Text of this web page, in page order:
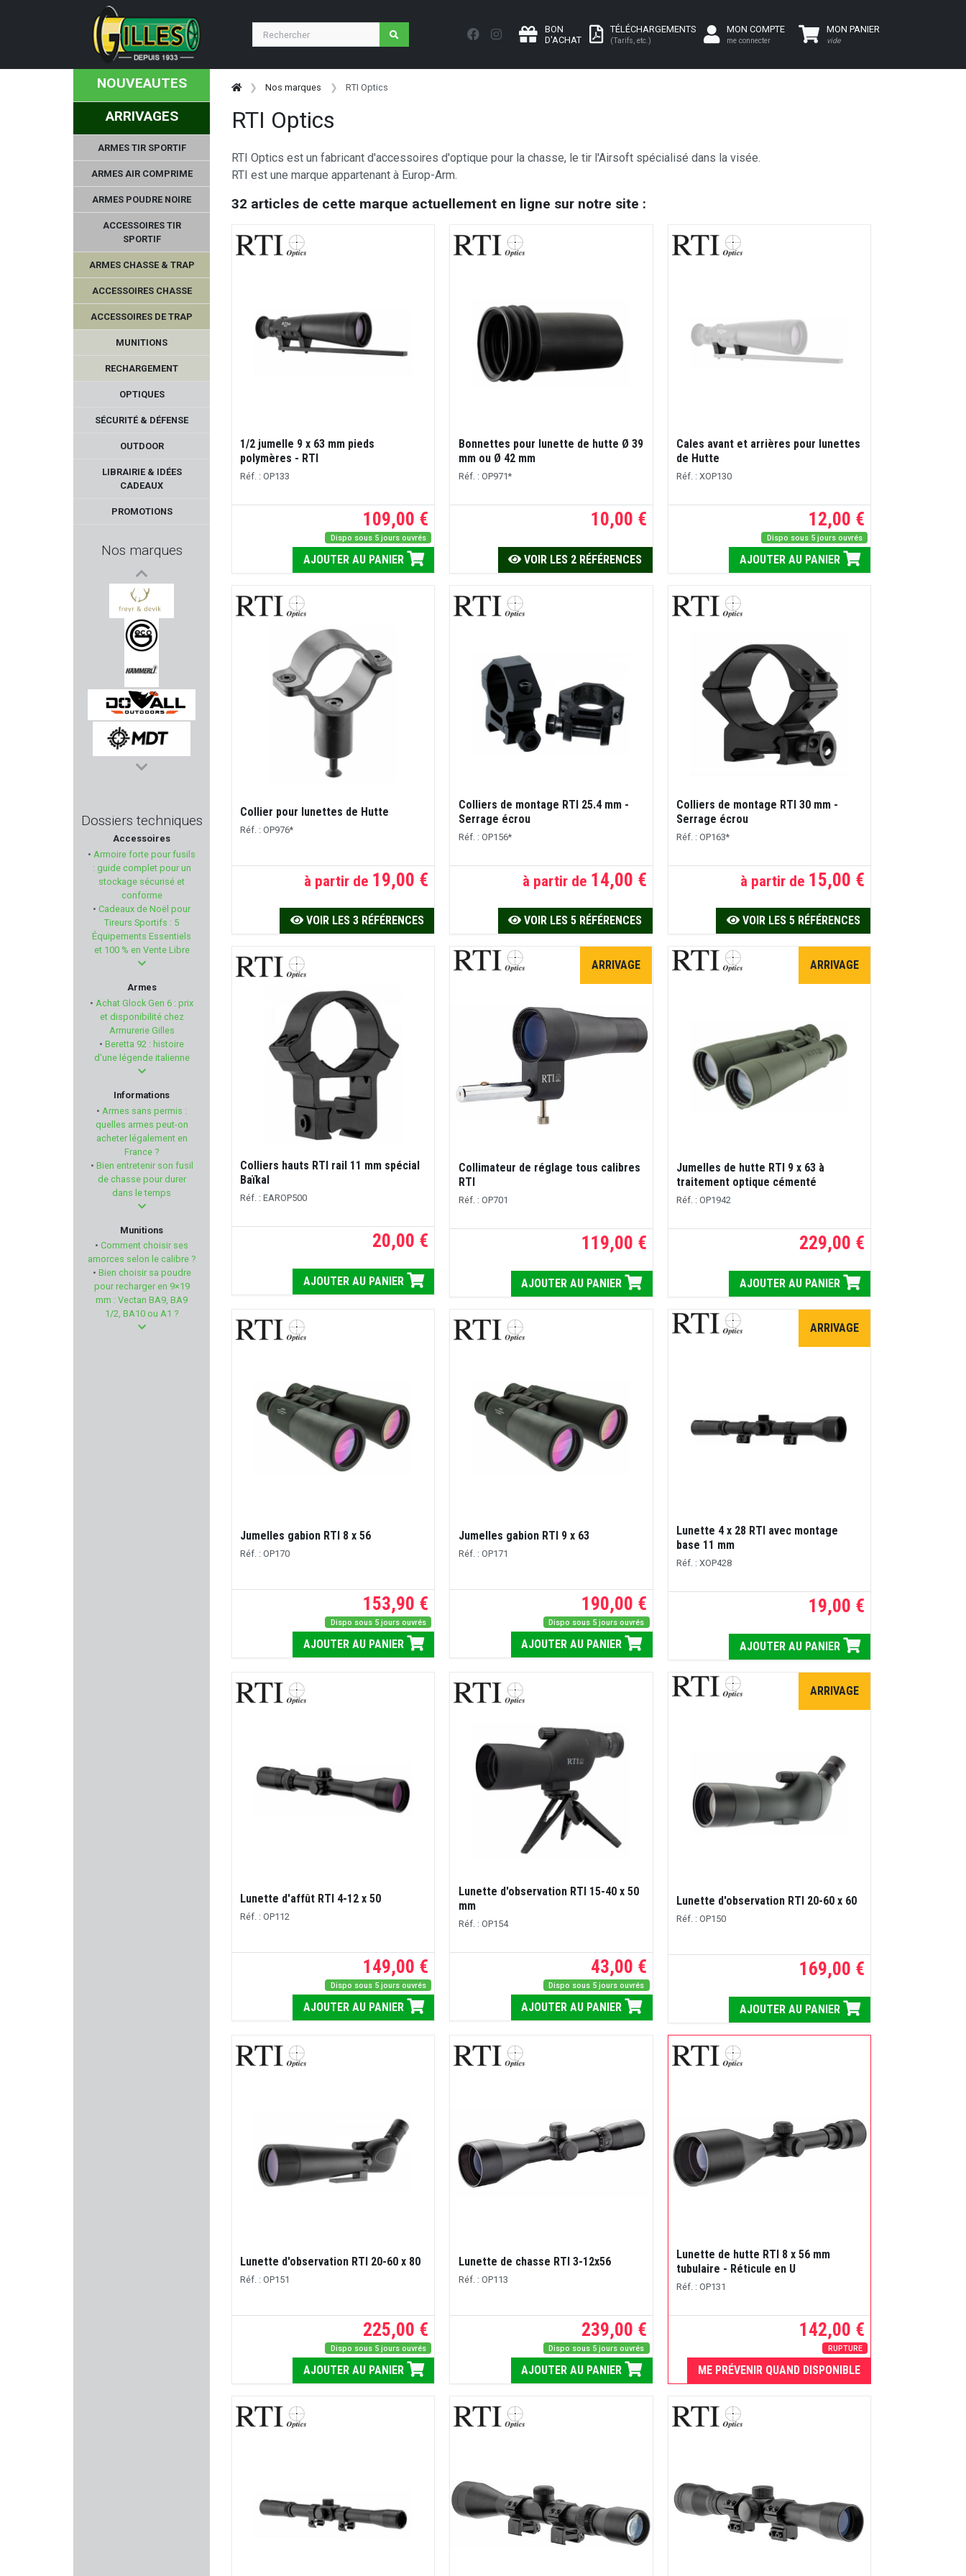
BON
D'ACHAT
TÉLÉCHARGEMENTS
(Tarifs, etc.)
MON COMPTE
me connecter
MON PANIER
vide
NOUVEAUTES
ARRIVAGES
ARMES TIR SPORTIF
ARMES AIR COMPRIME
ARMES POUDRE NOIRE
ACCESSOIRES TIR
SPORTIF
ARMES CHASSE & TRAP
ACCESSOIRES CHASSE
ACCESSOIRES DE TRAP
MUNITIONS
RECHARGEMENT
OPTIQUES
SÉCURITÉ & DÉFENSE
OUTDOOR
LIBRAIRIE & IDÉES
CADEAUX
PROMOTIONS
Nos marques
AERO PRECISION
FREYR & DEVIK
GECO
HAMMERLI
DO ALL OUTDOORS
MDT
HKS
FORSTER PRODUCTS
TB OUTDOORS
HUGTEK
GSG - German Sport Gun
WALKER'S
KORTH
AKAH
BOLLE SAFETY
ATA ARMS
MERKEL
MOSIN NAGANT
Dossiers techniques
Accessoires
• Armoire forte pour fusils
: guide complet pour un
stockage sécurisé et
conforme
• Cadeaux de Noël pour
Tireurs Sportifs : 5
Équipements Essentiels
et 100 % en Vente Libre
Armes
• Achat Glock Gen 6 : prix
et disponibilité chez
Armurerie Gilles
• Beretta 92 : histoire
d'une légende italienne
Informations
• Armes sans permis :
quelles armes peut-on
acheter légalement en
France ?
• Bien entretenir son fusil
de chasse pour durer
dans le temps
Munitions
• Comment choisir ses
amorces selon le calibre ?
• Bien choisir sa poudre
pour recharger en 9×19
mm : Vectan BA9, BA9
1/2, BA10 ou A1 ?
Nos marques RTI Optics
RTI Optics
RTI Optics est un fabricant d'accessoires d'optique pour la chasse, le tir l'Airsoft spécialisé dans la visée.
RTI est une marque appartenant à Europ-Arm.
32 articles de cette marque actuellement en ligne sur notre site :
1/2 jumelle 9 x 63 mm pieds
polymères - RTI
Réf. : OP133
109,00 €
Dispo sous 5 jours ouvrés
AJOUTER AU PANIER
Bonnettes pour lunette de hutte Ø 39
mm ou Ø 42 mm
Réf. : OP971*
10,00 €
VOIR LES 2 RÉFÉRENCES
Cales avant et arrières pour lunettes
de Hutte
Réf. : XOP130
12,00 €
Dispo sous 5 jours ouvrés
AJOUTER AU PANIER
Collier pour lunettes de Hutte
Réf. : OP976*
à partir de 19,00 €
VOIR LES 3 RÉFÉRENCES
Colliers de montage RTI 25.4 mm -
Serrage écrou
Réf. : OP156*
à partir de14,00 €
VOIR LES 5 RÉFÉRENCES
Colliers de montage RTI 30 mm -
Serrage écrou
Réf. : OP163*
à partir de15,00 €
VOIR LES 5 RÉFÉRENCES
Colliers hauts RTI rail 11 mm spécial
Baïkal
Réf. : EAROP500
20,00 €
AJOUTER AU PANIER
ARRIVAGE
Collimateur de réglage tous calibres
RTI
Réf. : OP701
119,00 €
AJOUTER AU PANIER
ARRIVAGE
Jumelles de hutte RTI 9 x 63 à
traitement optique cémenté
Réf. : OP1942
229,00 €
AJOUTER AU PANIER
Jumelles gabion RTI 8 x 56
Réf. : OP170
153,90 €
Dispo sous 5 jours ouvrés
AJOUTER AU PANIER
Jumelles gabion RTI 9 x 63
Réf. : OP171
190,00 €
Dispo sous 5 jours ouvrés
AJOUTER AU PANIER
ARRIVAGE
Lunette 4 x 28 RTI avec montage
base 11 mm
Réf. : XOP428
19,00 €
AJOUTER AU PANIER
Lunette d'affût RTI 4-12 x 50
Réf. : OP112
149,00 €
Dispo sous 5 jours ouvrés
AJOUTER AU PANIER
Lunette d'observation RTI 15-40 x 50
mm
Réf. : OP154
43,00 €
Dispo sous 5 jours ouvrés
AJOUTER AU PANIER
ARRIVAGE
Lunette d'observation RTI 20-60 x 60
Réf. : OP150
169,00 €
AJOUTER AU PANIER
Lunette d'observation RTI 20-60 x 80
Réf. : OP151
225,00 €
Dispo sous 5 jours ouvrés
AJOUTER AU PANIER
Lunette de chasse RTI 3-12x56
Réf. : OP113
239,00 €
Dispo sous 5 jours ouvrés
AJOUTER AU PANIER
Lunette de hutte RTI 8 x 56 mm
tubulaire - Réticule en U
Réf. : OP131
142,00 €
RUPTURE
ME PRÉVENIR QUAND DISPONIBLE